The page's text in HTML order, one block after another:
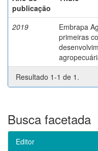
publicação
2019
Embrapa
primeiras
Resultado 1-1 de 1.
Busca facetada
Editor